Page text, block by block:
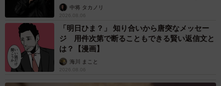
未熟」中将 タカノリ
2026.08.06
「明日ひま？」 知り合いから唐突なメッセー
ジ 用件次第で断ることもできる賢い返信文と
は？【漫画】
海川 まこと
2026.08.06